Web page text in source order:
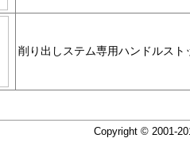
削り出しステム専用ハンドルス
Copyright © 2001-